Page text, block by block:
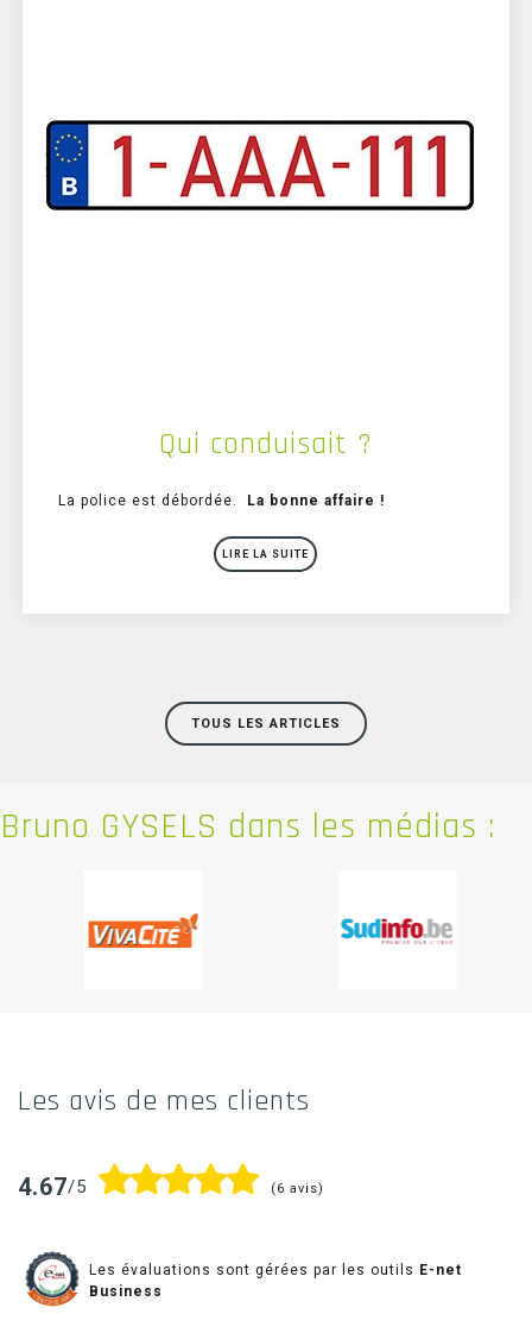
Qui conduisait ?
La police est débordée. La bonne affaire !
LIRE LA SUITE
TOUS LES ARTICLES
Bruno GYSELS dans les médias :
Les avis de mes clients
4.67/5 (6 avis)
Les évaluations sont gérées par les outils E-net
Business